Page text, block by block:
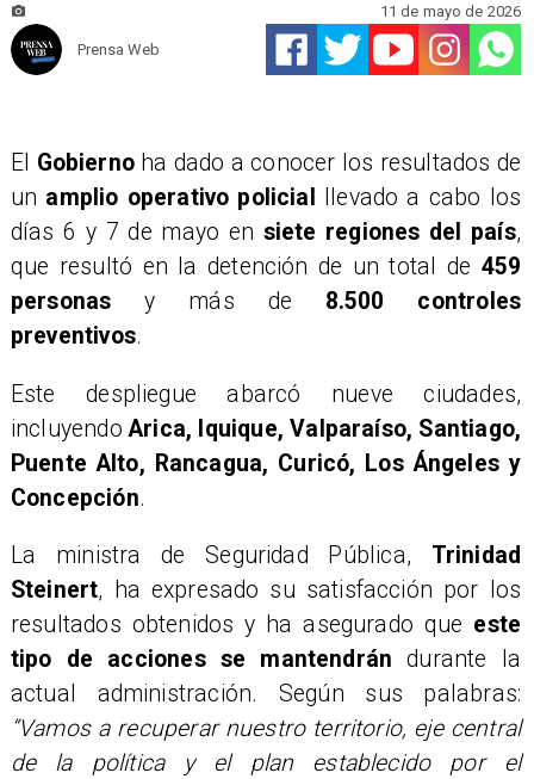
Prensa Web
11 de mayo de 2026
El Gobierno ha dado a conocer los resultados de
un amplio operativo policial
llevado a cabo los
días 6 y 7 de mayo en siete regiones del país,
que resultó en la detención de un total de 459
personas y más de 8.500 controles
preventivos.
Este despliegue abarcó nueve ciudades,
incluyendoArica, Iquique, Valparaíso, Santiago,
Puente Alto, Rancagua, Curicó, Los Ángeles y
Concepción.
La ministra de Seguridad Pública, Trinidad
Steinert, ha expresado su satisfacción por los
resultados obtenidos y ha asegurado que este
tipo de acciones se mantendrán durante la
actual administración. Según sus palabras:
“Vamos a recuperar nuestro territorio, eje central
de la política y el plan establecido por el